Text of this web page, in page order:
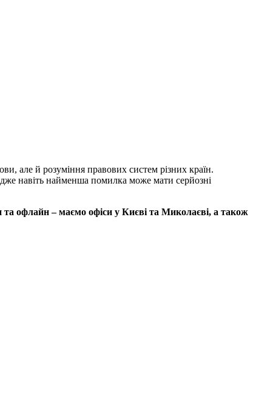
але й розуміння правових систем різних країн.
навіть найменша помилка може мати серйозні
офлайн – маємо офіси у Києві та Миколаєві, а також